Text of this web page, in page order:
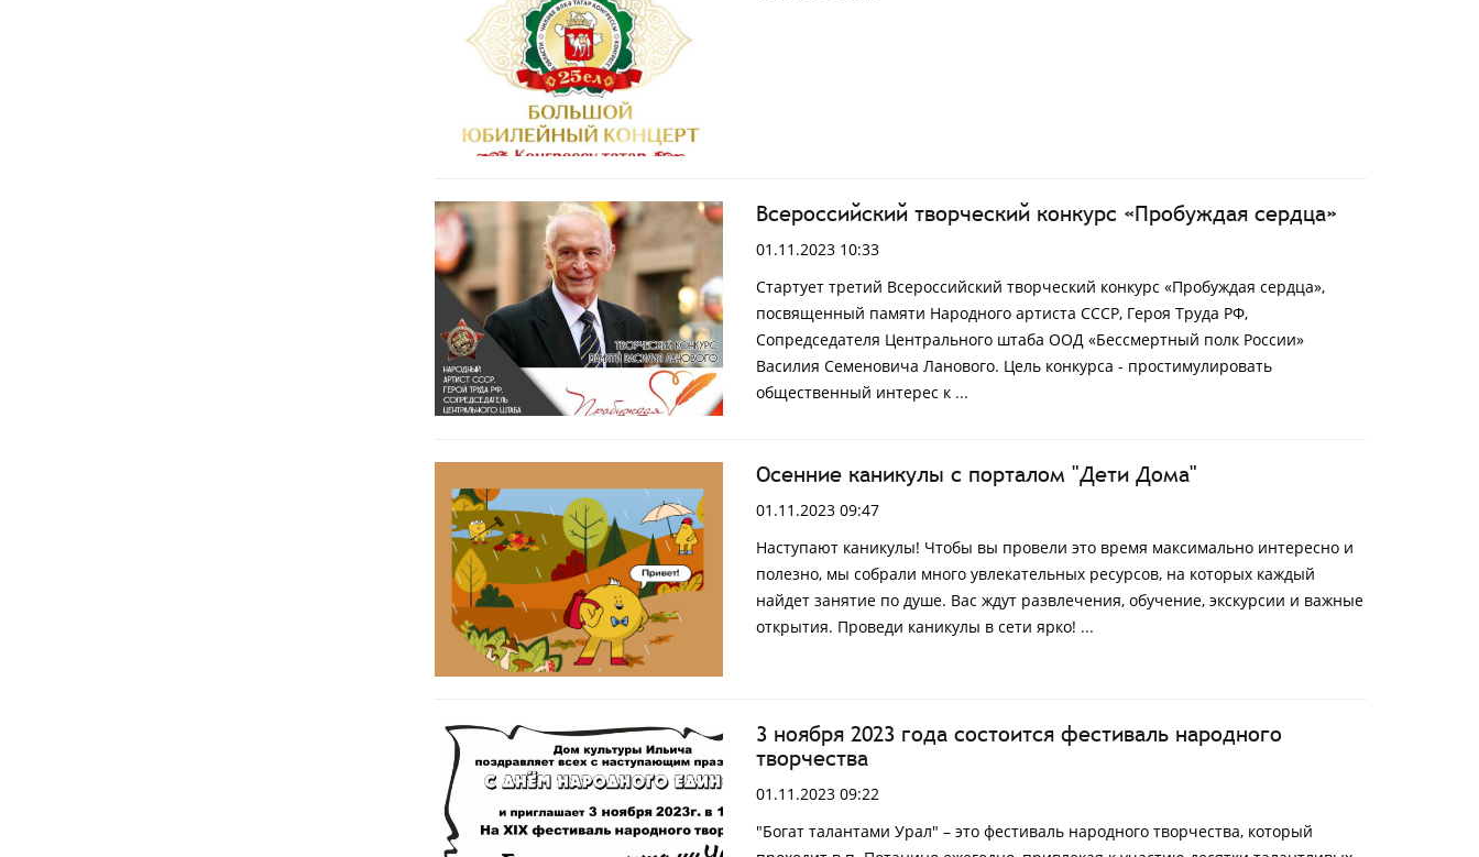
Всероссийский творческий конкурс «Пробуждая сердца»
01.11.2023 10:33
Стартует третий Всероссийский творческий конкурс «Пробуждая сердца»,
посвященный памяти Народного артиста СССР, Героя Труда РФ,
Сопредседателя Центрального штаба ООД «Бессмертный полк России»
Василия Семеновича Ланового. Цель конкурса - простимулировать
общественный интерес к ...
Осенние каникулы с порталом "Дети Дома"
01.11.2023 09:47
Наступают каникулы! Чтобы вы провели это время максимально интересно и
полезно, мы собрали много увлекательных ресурсов, на которых каждый
найдет занятие по душе. Вас ждут развлечения, обучение, экскурсии и важные
открытия. Проведи каникулы в сети ярко! ...
3 ноября 2023 года состоится фестиваль народного
творчества
01.11.2023 09:22
"Богат талантами Урал" – это фестиваль народного творчества, который